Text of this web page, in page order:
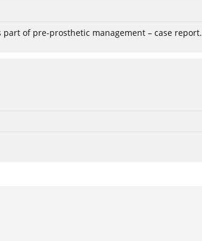
of pre-prosthetic management – case report.